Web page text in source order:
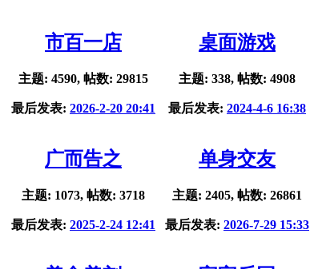
市百一店
主题: 4590, 帖数: 29815
最后发表: 2026-2-20 20:41
桌面游戏
主题: 338, 帖数: 4908
最后发表: 2024-4-6 16:38
广而告之
主题: 1073, 帖数: 3718
最后发表: 2025-2-24 12:41
单身交友
主题: 2405, 帖数: 26861
最后发表: 2026-7-29 15:33